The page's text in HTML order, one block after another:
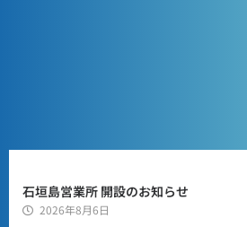
石垣島営業所 開設のお知らせ
2026年8月6日